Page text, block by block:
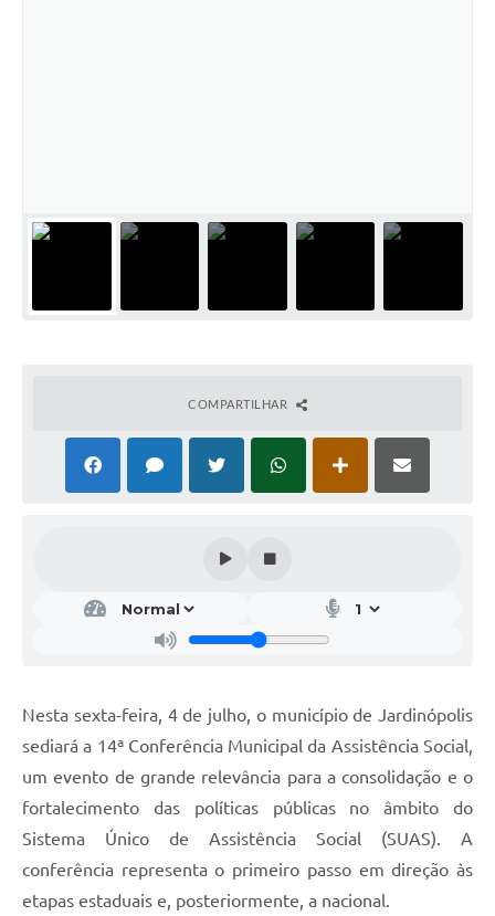
COMPARTILHAR
Nesta sexta-feira, 4 de julho, o município de Jardinópolis
sediará a 14ª Conferência Municipal da Assistência Social,
um evento de grande relevância para a consolidação e o
fortalecimento das políticas públicas no âmbito do
Sistema Único de Assistência Social (SUAS). A
conferência representa o primeiro passo em direção às
etapas estaduais e, posteriormente, a nacional.